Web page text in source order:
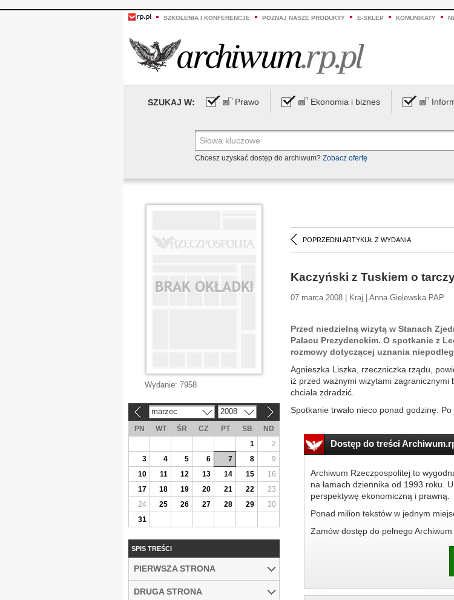
SZKOLENIA I KONFERENCJE POZNAJ NASZE PRODUKTY E-SKLEP KOMUNIKATY
SZUKAJ W: Prawo Ekonomia i biznes
Chcesz uzyskać dostęp do archiwum? Zobacz ofertę
POPRZEDNI ARTYKUŁ Z WYDANIA
Kaczyński z Tuskiem o
07 marca 2008 | Kraj | Anna Gielewska PAP
Przed niedzielną wizytą w Stanach
Pałacu Prezydenckim. O spotkanie z
rozmowy dotyczącej uznania
Agnieszka Liszka, rzeczniczka rządu,
iż przed ważnymi wizytami zagranicznymi
chciała zdradzić.
Spotkanie trwało nieco ponad godzinę.
Dostęp do treści
Archiwum Rzeczpospolitej to
na łamach dziennika od 1993 roku.
perspektywę ekonomiczną i prawną.
Ponad milion tekstów w jednym
Zamów dostęp do pełnego
Wydanie: 7958
marzec 2008
PN WT ŚR CZ PT SB
ND
1
2
3
4 5 6 7 8
9
10
11 12 13 14 15
16
17
18 19 20 21 22
23
24
25 26 27 28 29
30
31
SPIS TREŚCI
PIERWSZA STRONA
DRUGA STRONA